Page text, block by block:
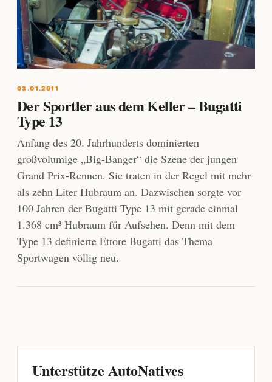
03.01.2011
Der Sportler aus dem Keller – Bugatti
Type 13
Anfang des 20. Jahrhunderts dominierten
großvolumige „Big-Banger“ die Szene der jungen
Grand Prix-Rennen. Sie traten in der Regel mit mehr
als zehn Liter Hubraum an. Dazwischen sorgte vor
100 Jahren der Bugatti Type 13 mit gerade einmal
1.368 cm³ Hubraum für Aufsehen. Denn mit dem
Type 13 definierte Ettore Bugatti das Thema
Sportwagen völlig neu.
Unterstütze AutoNatives